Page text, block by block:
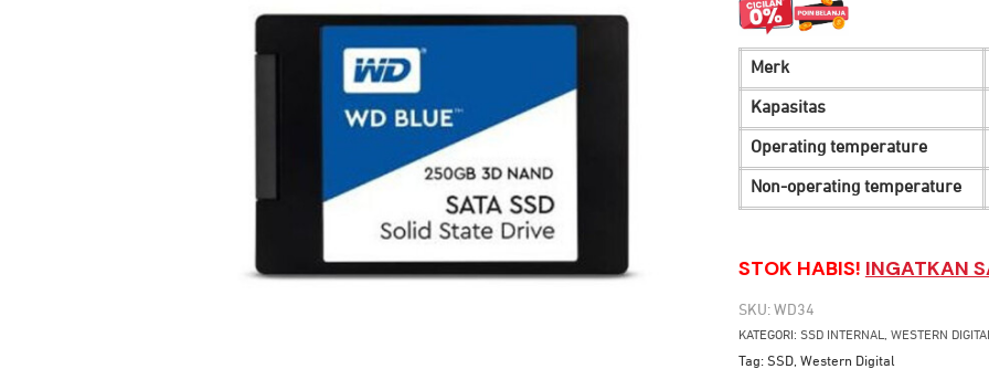
Merk
Kapasitas
Operating temperature
Non-operating temperature
STOK HABIS! INGATKAN
SKU: WD34
KATEGORI: SSD INTERNAL, WESTERN
Tag: SSD, Western Digital